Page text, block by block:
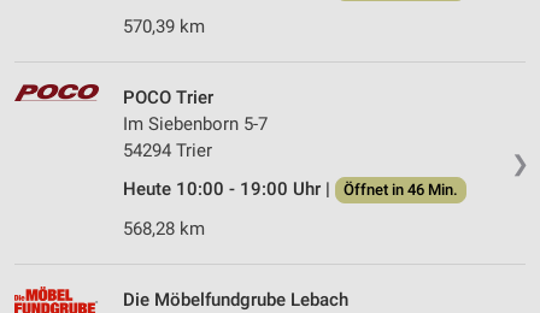
570,39 km
❯
POCO Trier
Im Siebenborn 5-7
54294 Trier
Heute 10:00 - 19:00 Uhr |
Öffnet in 46 Min.
568,28 km
Die Möbelfundgrube Lebach